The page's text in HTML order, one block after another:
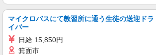
SOMPOケア 札幌八軒 小規模多機能/3394ka2
介護スタッフ
勤務（社保加入者）の場合は時給
マイクロバスにて教習所に通う生徒の送迎ドラ
イバー
日給 15,850円
箕面市